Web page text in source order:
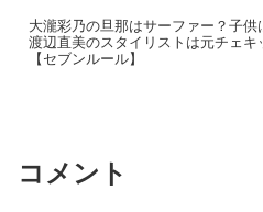
大瀧彩乃の旦那はサーファー？子供
渡辺直美のスタイリストは元チェキ
【セブンルール】
コメント